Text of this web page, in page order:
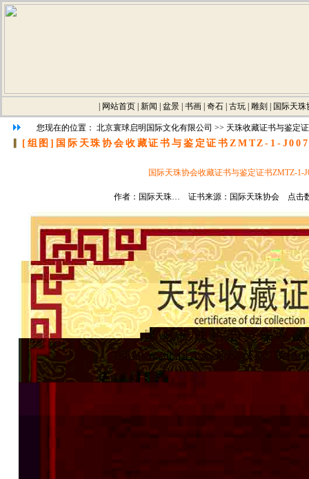
网站首页 新闻 盆景 书画 奇石 古玩 雕刻 国际天珠
您现在的位置： 北京寰球启明国际文化有限公司 >> 天珠收藏证书与鉴定
[组图] 国际天珠协会收藏证书与鉴定证书ZMTZ-1-
国际天珠协会收藏证书与鉴定证书ZMTZ-1-
作者：国际天珠… 证书来源：国际天珠协会 点击